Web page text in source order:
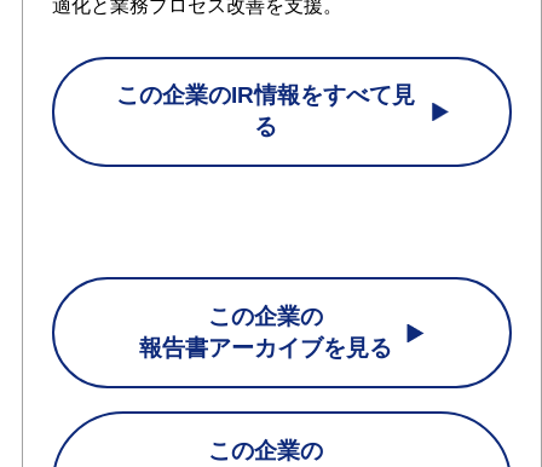
適化と業務プロセス改善を支援。
この企業のIR情報をすべて見
る
この企業の
報告書アーカイブを見る
この企業の